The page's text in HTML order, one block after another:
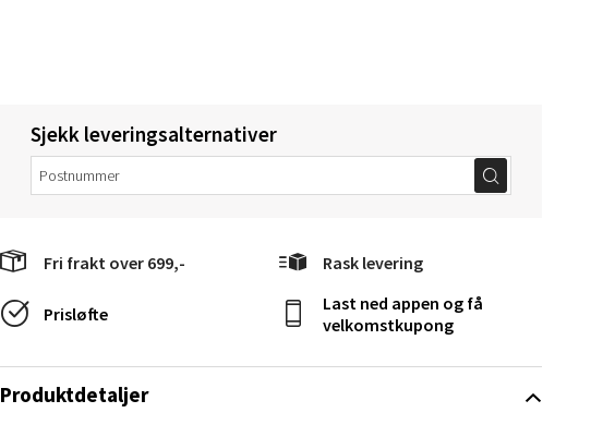
Sjekk leveringsalternativer
Fri frakt over 699,- Rask levering
Prisløfte
Last ned appen og få
velkomstkupong
Produktdetaljer
Velg